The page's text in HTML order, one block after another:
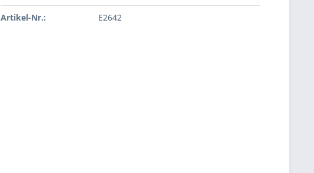
Artikel-Nr.: E2642